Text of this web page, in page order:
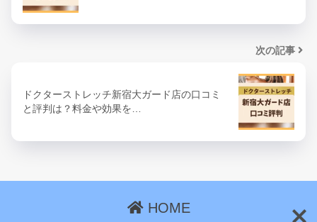
次の記事
ドクターストレッチ新宿大ガード店の口コミ
と評判は？料金や効果を…
HOME